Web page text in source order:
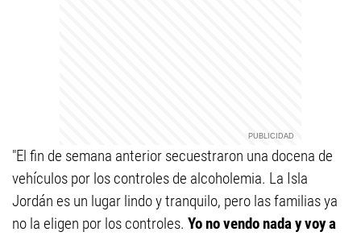
"El fin de semana anterior secuestraron una docena de
vehículos por los controles de alcoholemia. La Isla
Jordán es un lugar lindo y tranquilo, pero las familias ya
no la eligen por los controles. Yo no vendo nada y voy a